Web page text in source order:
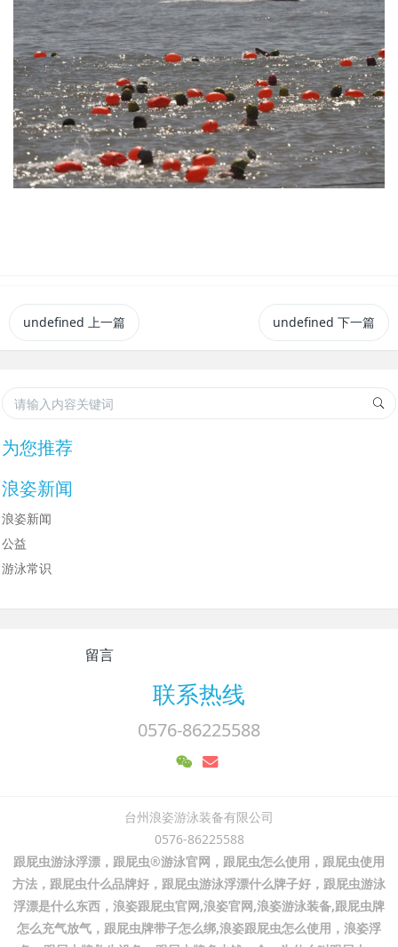
undefined 上一篇 undefined 下一篇
为您推荐
浪姿新闻
浪姿新闻
公益
游泳常识
留言
联系热线
0576-86225588
台州浪姿游泳装备有限公司
0576-86225588
跟屁虫游泳浮漂，跟屁虫®游泳官网，跟屁虫怎么使用，跟屁虫使用
方法，跟屁虫什么品牌好，跟屁虫游泳浮漂什么牌子好，跟屁虫游泳
浮漂是什么东西，浪姿跟屁虫官网,浪姿官网,浪姿游泳装备,跟屁虫牌
怎么充气放气，跟屁虫牌带子怎么绑,浪姿跟屁虫怎么使用，浪姿浮